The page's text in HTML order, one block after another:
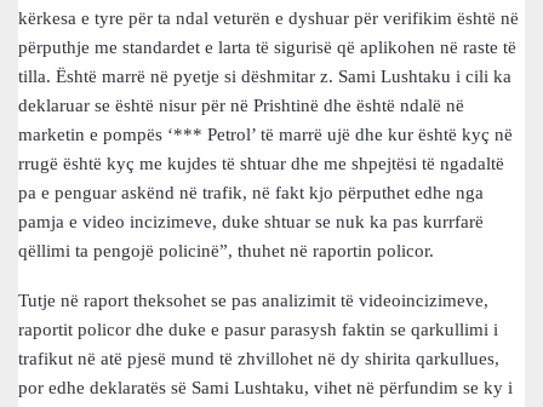
kërkesa e tyre për ta ndal veturën e dyshuar për verifikim është në
përputhje me standardet e larta të sigurisë që aplikohen në raste të
tilla. Është marrë në pyetje si dëshmitar z. Sami Lushtaku i cili ka
deklaruar se është nisur për në Prishtinë dhe është ndalë në
marketin e pompës ‘*** Petrol’ të marrë ujë dhe kur është kyç në
rrugë është kyç me kujdes të shtuar dhe me shpejtësi të ngadaltë
pa e penguar askënd në trafik, në fakt kjo përputhet edhe nga
pamja e video incizimeve, duke shtuar se nuk ka pas kurrfarë
qëllimi ta pengojë policinë”, thuhet në raportin policor.
Tutje në raport theksohet se pas analizimit të videoincizimeve,
raportit policor dhe duke e pasur parasysh faktin se qarkullimi i
trafikut në atë pjesë mund të zhvillohet në dy shirita qarkullues,
por edhe deklaratës së Sami Lushtaku, vihet në përfundim se ky i